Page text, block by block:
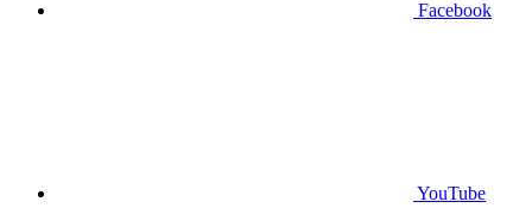
Facebook
YouTube